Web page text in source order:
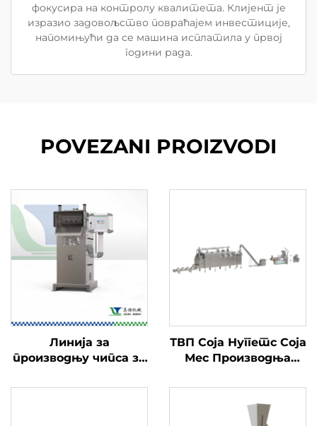
фокусира на контролу квалитета. Клијент је
изразио задовољство повраћајем инвестиције,
напомињући да се машина исплатила у првој
години рада.
POVEZANI PROIZVODI
Линија за
производњу чипса за
ТВП Соја Нуггетс Соја
Мес Производња